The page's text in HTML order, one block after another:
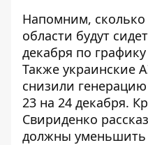
Напомним,
области будут
декабря по
Также украинские
снизили генерацию
23 на 24 декабря.
Свириденко
должны уменьшить